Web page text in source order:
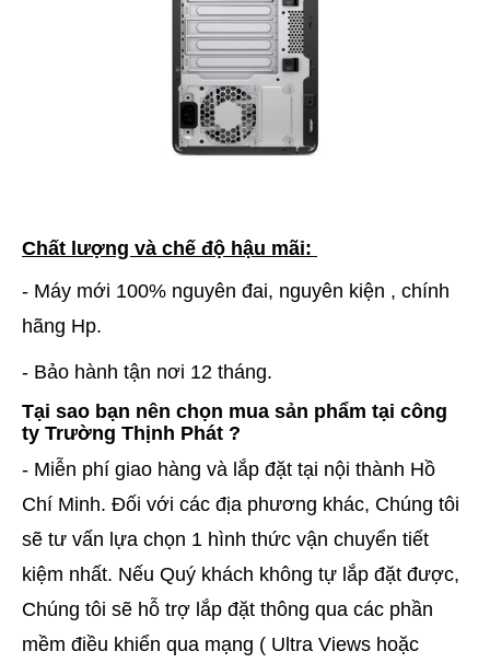
Chất lượng và chế độ hậu mãi:
- Máy mới 100% nguyên đai, nguyên kiện , chính
hãng Hp.
- Bảo hành tận nơi 12 tháng.
Tại sao bạn nên chọn mua sản phẩm tại công
ty Trường Thịnh Phát ?
- Miễn phí giao hàng và lắp đặt tại nội thành Hồ
Chí Minh. Đối với các địa phương khác, Chúng tôi
sẽ tư vấn lựa chọn 1 hình thức vận chuyển tiết
kiệm nhất. Nếu Quý khách không tự lắp đặt được,
Chúng tôi sẽ hỗ trợ lắp đặt thông qua các phần
mềm điều khiển qua mạng ( Ultra Views hoặc